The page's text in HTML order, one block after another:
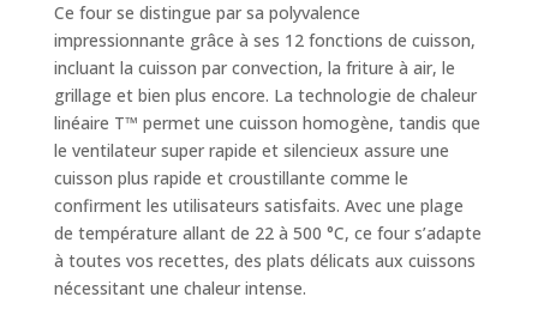
peuvent produire une
vitesse du ventilateur
100 % plus rapide
pour une cuisson plus
rapide et des
résultats
irrésistiblement plus
croustillants et dorés.
Moins de graisse :
mangez tous vos
favoris frits à l'air
dernière intervention
Ce four se distingue par sa polyvalence
impressionnante grâce à ses 12 fonctions de cuisson,
incluant la cuisson par convection, la friture à air, le
grillage et bien plus encore. La technologie de chaleur
linéaire T™ permet une cuisson homogène, tandis que
le ventilateur super rapide et silencieux assure une
cuisson plus rapide et croustillante comme le
confirment les utilisateurs satisfaits. Avec une plage
de température allant de 22 à 500 °C, ce four s’adapte
à toutes vos recettes, des plats délicats aux cuissons
nécessitant une chaleur intense.